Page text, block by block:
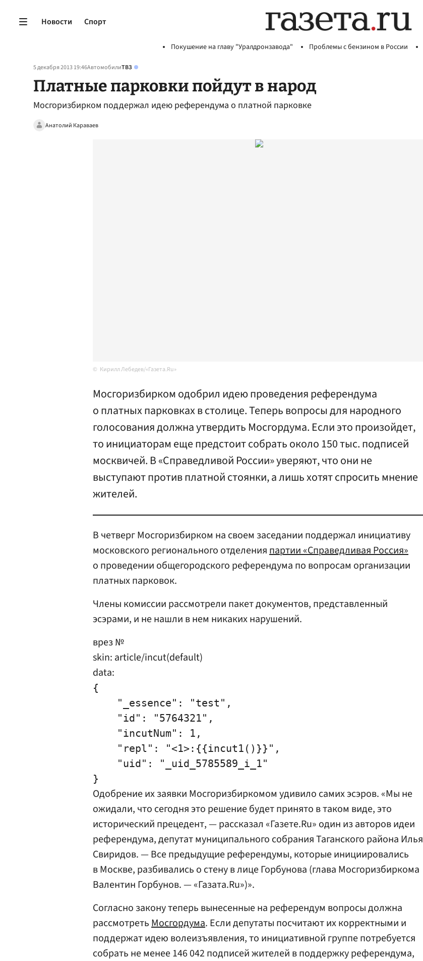
Новости Спорт
Покушение на главу "Уралдронзавода" Проблемы с бензином в России
5 декабря 2013 19:46АвтомобилиТВЗ
Платные парковки пойдут в народ
Мосгоризбирком поддержал идею референдума о платной парковке
Анатолий Караваев
Кирилл Лебедев/«Газета.Ru»
Мосгоризбирком одобрил идею проведения референдума
о платных парковках в столице. Теперь вопросы для народного
голосования должна утвердить Мосгордума. Если это произойдет,
то инициаторам еще предстоит собрать около 150 тыс. подписей
москвичей. В «Справедливой России» уверяют, что они не
выступают против платной стоянки, а лишь хотят спросить мнение
жителей.
В четверг Мосгоризбирком на своем заседании поддержал инициативу
московского регионального отделенияпартии «Справедливая Россия»
о проведении общегородского референдума по вопросам организации
платных парковок.
Члены комиссии рассмотрели пакет документов, представленный
эсэрами, и не нашли в нем никаких нарушений.
врез №
skin: article/incut(default)
data:
{
    "_essence": "test",
    "id": "5764321",
    "incutNum": 1,
    "repl": "<1>:{{incut1()}}",
    "uid": "_uid_5785589_i_1"
Одобрение их заявки Мосгоризбиркомом удивило самих эсэров. «Мы не
ожидали, что сегодня это решение будет принято в таком виде, это
исторический прецедент, — рассказал «Газете.Ru» один из авторов идеи
референдума, депутат муниципального собрания Таганского района Илья
Свиридов. — Все предыдущие референдумы, которые инициировались
в Москве, разбивались о стену в лице Горбунова (глава Мосгоризбиркома
Валентин Горбунов. — «Газата.Ru»)».
Согласно закону теперь вынесенные на референдум вопросы должна
рассмотретьМосгордума. Если депутаты посчитают их корректными и
поддержат идею волеизъявления, то инициативной группе потребуется
собрать не менее 146 042 подписей жителей в поддержку референдума,